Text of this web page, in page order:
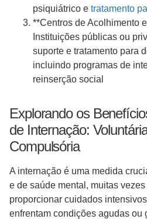
psiquiátrico e tratamento
**Centros de Acolhimento
Instituições públicas ou
suporte e tratamento para
incluindo programas de
reinserção social
Explorando os
de Internação:
Compulsória
A internação é uma medida
e de saúde mental, muitas
proporcionar cuidados
enfrentam condições agudas ou